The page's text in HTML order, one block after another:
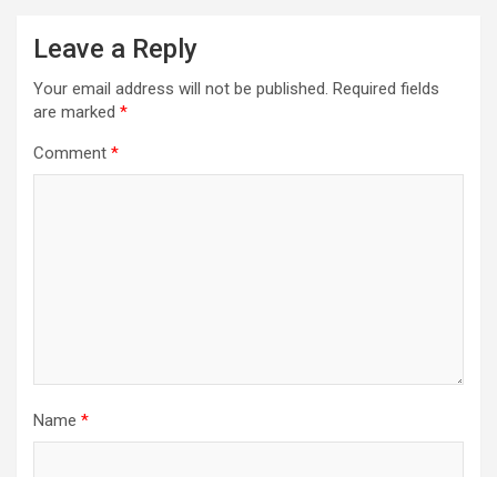
Leave a Reply
Your email address will not be published. Required fields
are marked *
Comment *
Name *